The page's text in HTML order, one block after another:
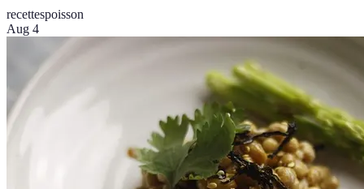
recettespoisson
Aug 4